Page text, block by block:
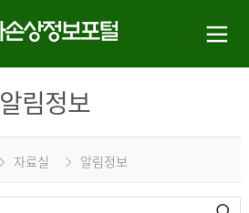
알림정보
자료실 알림정보